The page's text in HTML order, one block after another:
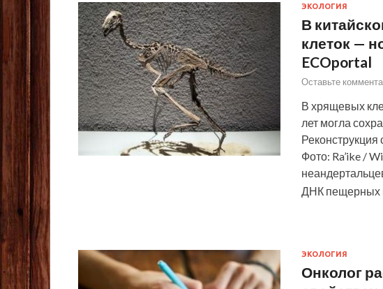
ЭКОЛОГИЯ
В
клеток —
ECOportal
Оставьте
В хрящевых
лет могла
Реконструкция
Фото: Ra’ike /
ДНК пещерных
ЭКОЛОГИЯ
Онколог